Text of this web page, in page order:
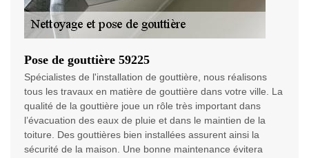
Pose de gouttière 59225
Spécialistes de l'installation de gouttière, nous réalisons
tous les travaux en matière de gouttière dans votre ville. La
qualité de la gouttière joue un rôle très important dans
l’évacuation des eaux de pluie et dans le maintien de la
toiture. Des gouttières bien installées assurent ainsi la
sécurité de la maison. Une bonne maintenance évitera